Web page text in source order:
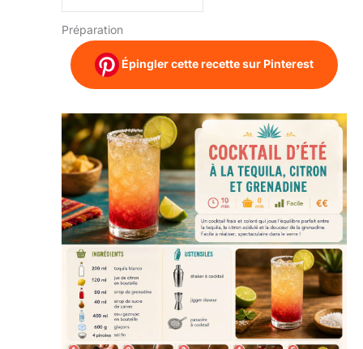
Préparation
Épingler cette recette sur Pinterest